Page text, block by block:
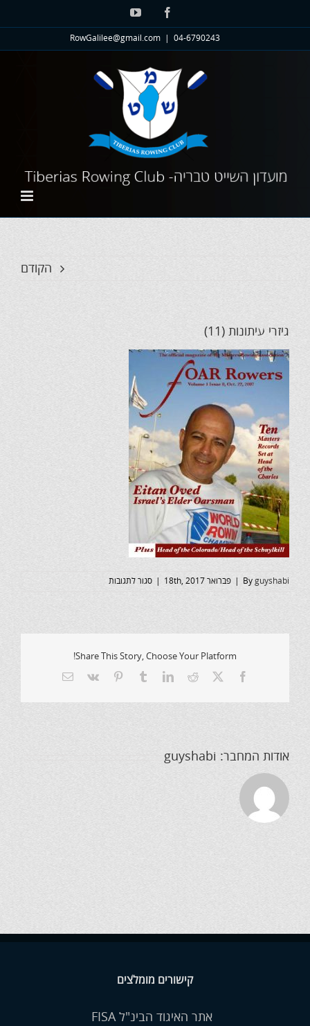
לתוכן
Facebook
YouTube
04-6790243
RowGalilee@gmail.com
הקודם
גיזרי עיתונות (11)
By guyshabi פברואר 18th, 2017 סגור לתגובותעל
Share This Story, Choose Your Platform!
Facebook
X
Reddit
LinkedIn
Tumblr
Pinterest
Vk
כתובת
אודות המחבר: guyshabi
קישורים מומלצים
אתר האיגוד הבינ"ל FISA